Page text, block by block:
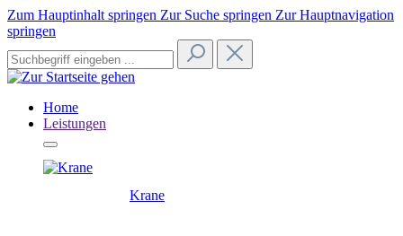
Zum Hauptinhalt springen Zur Suche springen Zur Hauptnavigation
springen
Home
Leistungen
Krane